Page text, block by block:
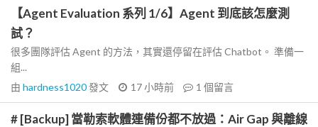
【Agent Evaluation 系列 1/6】Agent 到底該怎麼測
試？
很多團隊評估 Agent 的方法，其實還停留在評估 Chatbot。 準備一
組...
由 hardness1020發文 17 小時前 1 個留言
# [Backup] 當勒索軟體連備份都不放過：Air Gap 與離線